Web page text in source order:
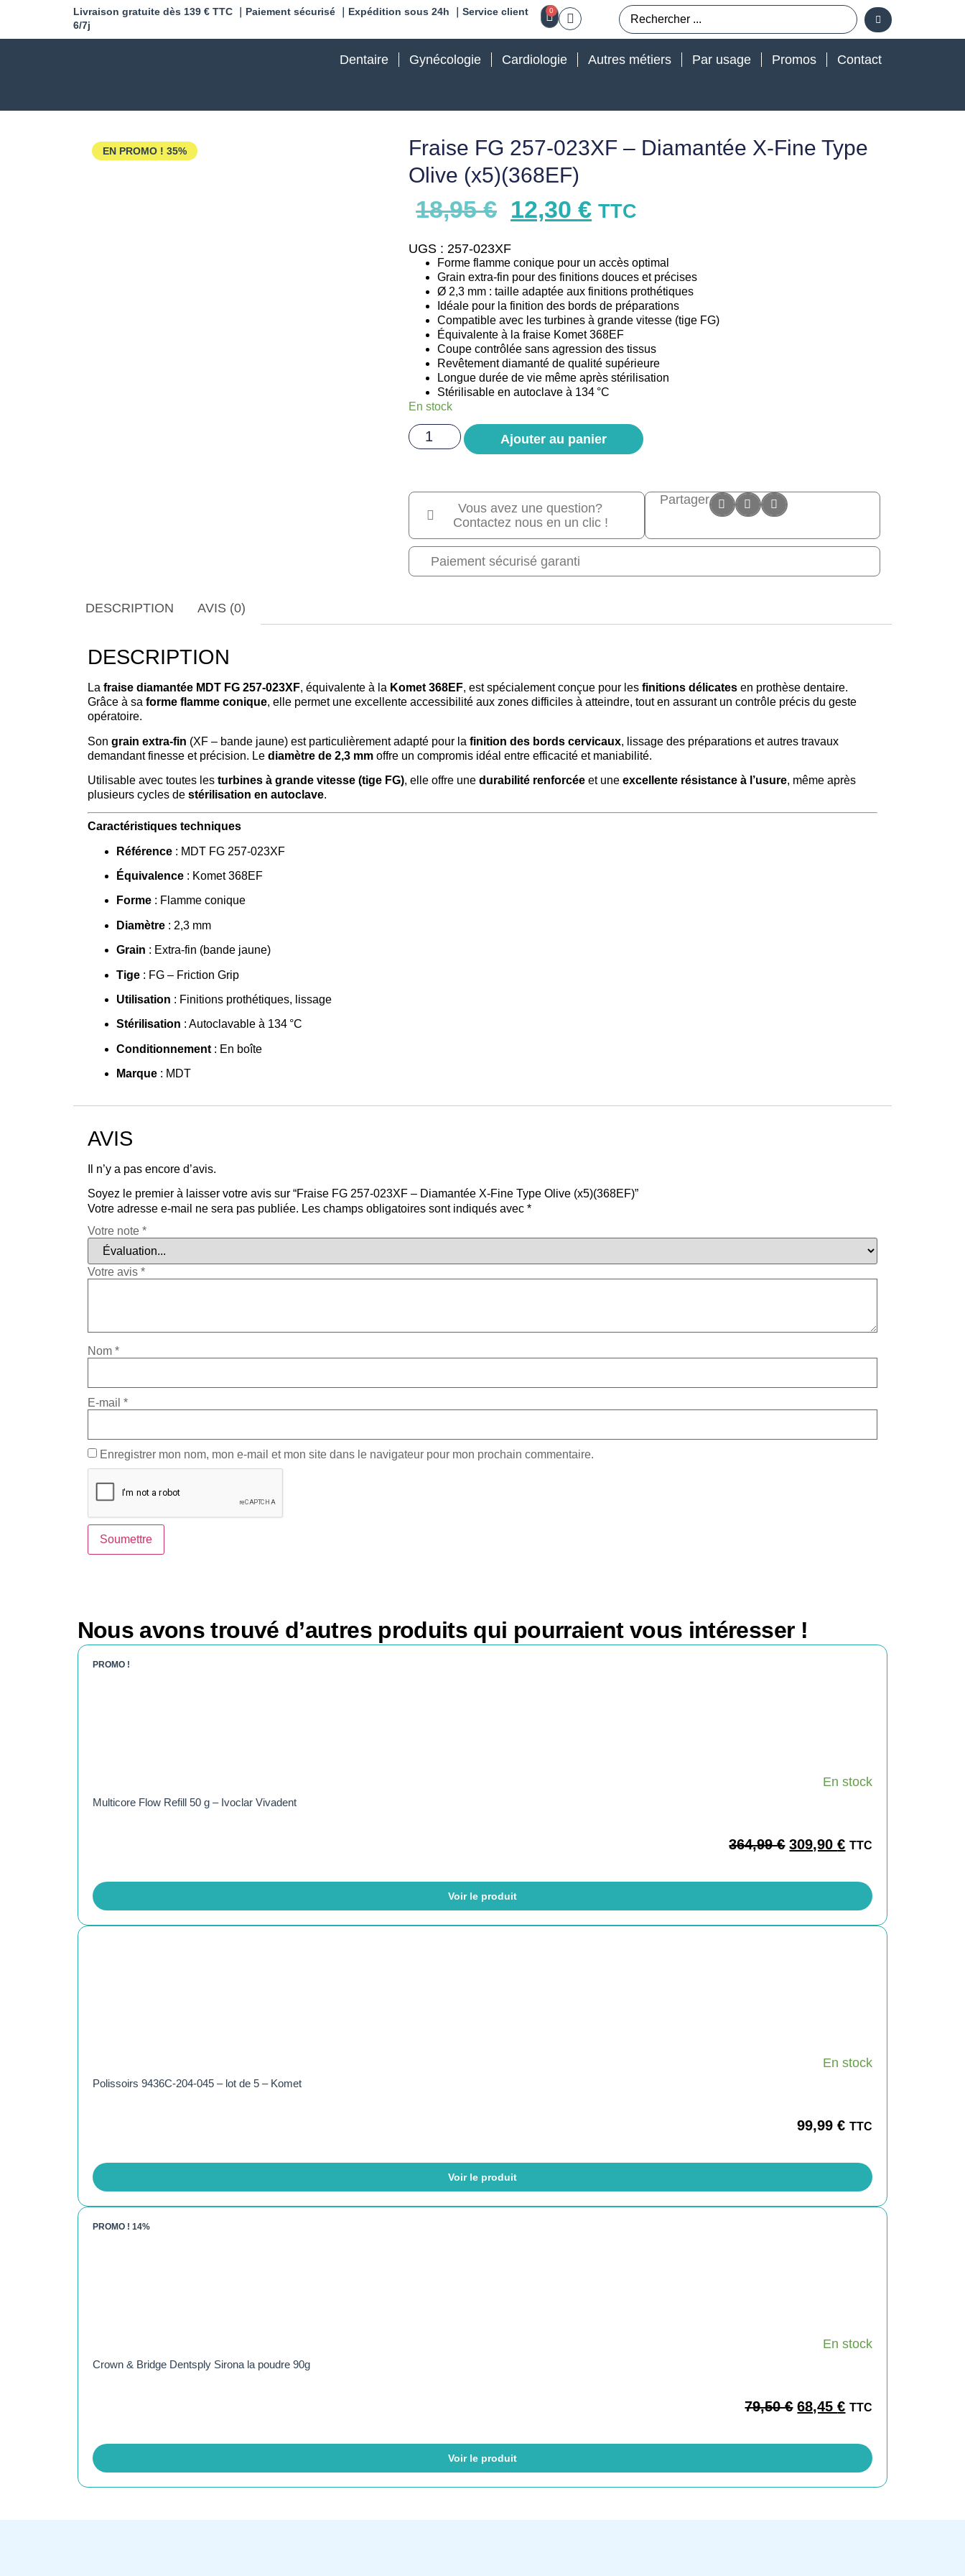
Livraison gratuite dès 139 € TTC ｜Paiement sécurisé ｜Expédition sous 24h ｜Service client
6/7j
0
Dentaire Gynécologie Cardiologie Autres métiers Par usage Promos Contact
EN PROMO ! 35%
Fraise FG 257-023XF – Diamantée X-Fine Type
Olive (x5)(368EF)
18,95€ 12,30€ TTC
UGS : 257-023XF
Forme flamme conique pour un accès optimal
Grain extra-fin pour des finitions douces et précises
Ø 2,3 mm : taille adaptée aux finitions prothétiques
Idéale pour la finition des bords de préparations
Compatible avec les turbines à grande vitesse (tige FG)
Équivalente à la fraise Komet 368EF
Coupe contrôlée sans agression des tissus
Revêtement diamanté de qualité supérieure
Longue durée de vie même après stérilisation
Stérilisable en autoclave à 134 °C
En stock
Ajouter au panier
Vous avez une question?
Contactez nous en un clic !
Partager
Paiement sécurisé garanti
DESCRIPTION AVIS (0)
DESCRIPTION
La fraise diamantée MDT FG 257-023XF, équivalente à la Komet 368EF, est spécialement conçue pour les finitions délicates en prothèse dentaire.
Grâce à sa forme flamme conique, elle permet une excellente accessibilité aux zones difficiles à atteindre, tout en assurant un contrôle précis du geste
opératoire.
Son grain extra-fin (XF – bande jaune) est particulièrement adapté pour la finition des bords cervicaux, lissage des préparations et autres travaux
demandant finesse et précision. Le diamètre de 2,3 mm offre un compromis idéal entre efficacité et maniabilité.
Utilisable avec toutes les turbines à grande vitesse (tige FG), elle offre une durabilité renforcée et une excellente résistance à l’usure, même après
plusieurs cycles de stérilisation en autoclave.
Caractéristiques techniques
Référence : MDT FG 257-023XF
Équivalence : Komet 368EF
Forme : Flamme conique
Diamètre : 2,3 mm
Grain : Extra-fin (bande jaune)
Tige : FG – Friction Grip
Utilisation : Finitions prothétiques, lissage
Stérilisation : Autoclavable à 134 °C
Conditionnement : En boîte
Marque : MDT
AVIS
Il n’y a pas encore d’avis.
Soyez le premier à laisser votre avis sur “Fraise FG 257-023XF – Diamantée X-Fine Type Olive (x5)(368EF)”
Votre adresse e-mail ne sera pas publiée. Les champs obligatoires sont indiqués avec *
Votre note *
Votre avis *
Nom *
E-mail *
Enregistrer mon nom, mon e-mail et mon site dans le navigateur pour mon prochain commentaire.
Nous avons trouvé d’autres produits qui pourraient vous intéresser !
PROMO !
En stock
Multicore Flow Refill 50 g – Ivoclar Vivadent
364,99€ 309,90€ TTC
Voir le produit
En stock
Polissoirs 9436C-204-045 – lot de 5 – Komet
99,99€ TTC
Voir le produit
PROMO ! 14%
En stock
Crown & Bridge Dentsply Sirona la poudre 90g
79,50€ 68,45€ TTC
Voir le produit